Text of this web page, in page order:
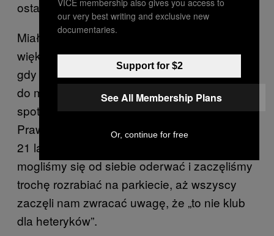
ostatecznie zostawić.
Miałam do niego o to wielkie pretensje przez
większość festiwalu, więc tego samego dnia,
gdy wróciliśmy do Londynu, poszłam prosto
do mojego ulubionego baru dla gejów, gdzie
spotkałam Xaviera, przystojniaka z Hiszpanii.
Prawda, był trochę młodszy ode mnie, miał
21 lat, ale niczego mu nie brakowało. Nie
mogliśmy się od siebie oderwać i zaczęliśmy
trochę rozrabiać na parkiecie, aż wszyscy
zaczęli nam zwracać uwagę, że „to nie klub
dla heteryków”.
our very best writing and exclusive new
documentaries.
Support for $2
See All Membership Plans
Or, continue for free